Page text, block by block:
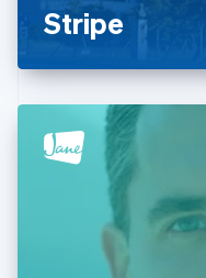
Stripe
English
เบลเยียม
โปรตุเกส
PortuguêsEnglish
โปแลนด์
English
ฝรั่งเศส
ฟินแลนด์
English Svenska
มอลตา